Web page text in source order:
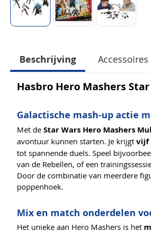
Beschrijving Accessoires
Hasbro Hero Mashers
Galactische mash-up actie
Met de Star Wars Hero Mashers
avontuur kunnen starten. Je krijgt vijf
tot spannende duels. Speel
van de Rebellen, of een
Door de combinatie van meerdere
poppenhoek.
Mix en match onderdelen
Het unieke aan Hero Mashers is het